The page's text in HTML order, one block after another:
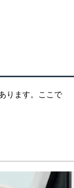
ります。ここで